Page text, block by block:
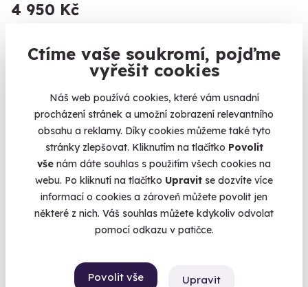
Ctíme vaše soukromí, pojďme
vyřešit cookies
Náš web používá cookies, které vám usnadní
procházení stránek a umožní zobrazení relevantního
obsahu a reklamy. Díky cookies můžeme také tyto
stránky zlepšovat. Kliknutím na tlačítko Povolit
vše nám dáte souhlas s použitím všech cookies na
webu. Po kliknutí na tlačítko Upravit se dozvíte více
informací o cookies a zároveň můžete povolit jen
některé z nich. Váš souhlas můžete kdykoliv odvolat
pomocí odkazu v patičce.
Povolit vše Upravit
4 950 Kč
Volný termín už 14. 08. 2026
Zážitková střelba: Průřez arzenálem - 17
Katusice (okres Mladá Boleslav)